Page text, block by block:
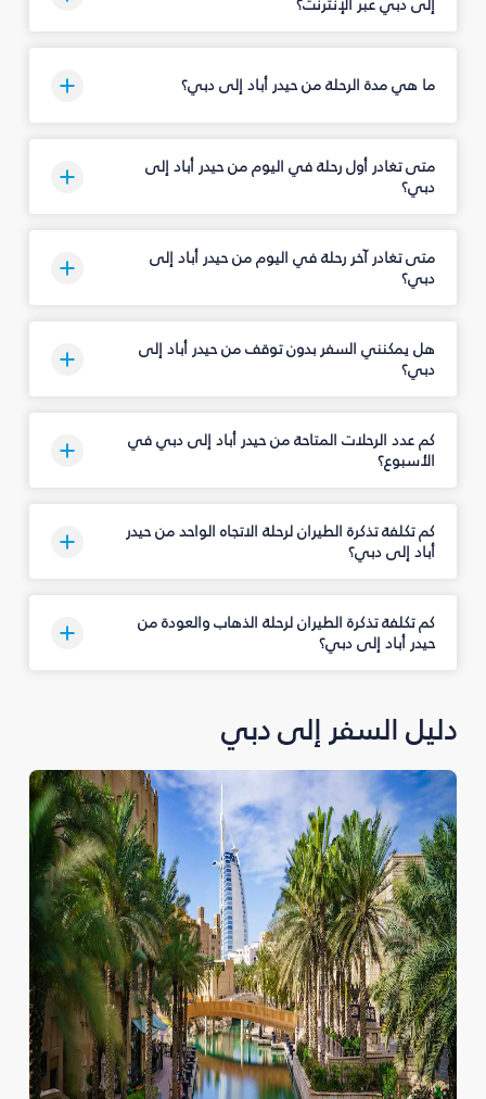
ما هي مدة الرحلة من حيدر أباد إلى دبي؟
متى تغادر أول رحلة في اليوم من حيدر أباد إلى
دبي؟
متى تغادر آخر رحلة في اليوم من حيدر أباد إلى
دبي؟
هل يمكنني السفر بدون توقف من حيدر أباد إلى
دبي؟
كم عدد الرحلات المتاحة من حيدر أباد إلى دبي في
الأسبوع؟
كم تكلفة تذكرة الطيران لرحلة الاتجاه الواحد من حيدر
أباد إلى دبي؟
كم تكلفة تذكرة الطيران لرحلة الذهاب والعودة من
حيدر أباد إلى دبي؟
دليل السفر إلى دبي